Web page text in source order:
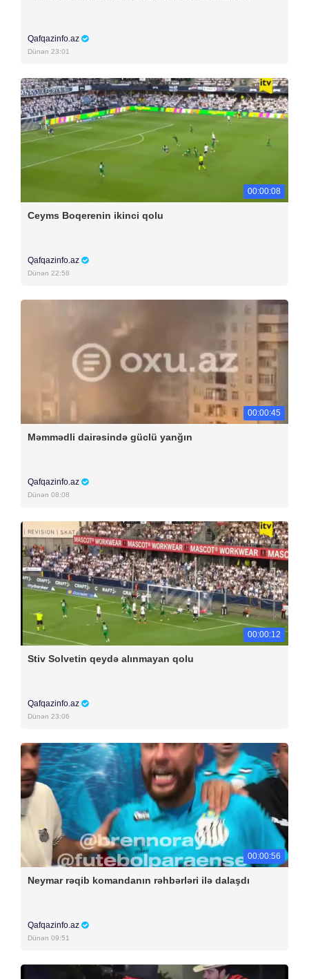
Qafqazinfo.az
Dünən 23:01
00:00:08
Ceyms Boqerenin ikinci qolu
Qafqazinfo.az
Dünən 22:58
00:00:45
Məmmədli dairəsində güclü yanğın
Qafqazinfo.az
Dünən 08:08
00:00:12
Stiv Solvetin qeydə alınmayan qolu
Qafqazinfo.az
Dünən 23:06
00:00:56
Neymar rəqib komandanın rəhbərləri ilə dalaşdı
Qafqazinfo.az
Dünən 09:51